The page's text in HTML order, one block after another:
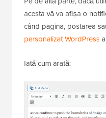
acesta vă va afișa o
când pagina, postarea
personalizat WordPress
Iată cum arată: